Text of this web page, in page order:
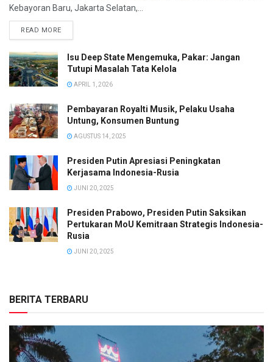
Kebayoran Baru, Jakarta Selatan,...
READ MORE
Isu Deep State Mengemuka, Pakar: Jangan
Tutupi Masalah Tata Kelola
APRIL 1, 2026
Pembayaran Royalti Musik, Pelaku Usaha
Untung, Konsumen Buntung
AGUSTUS 14, 2025
Presiden Putin Apresiasi Peningkatan
Kerjasama Indonesia-Rusia
JUNI 20, 2025
Presiden Prabowo, Presiden Putin Saksikan
Pertukaran MoU Kemitraan Strategis Indonesia-
Rusia
JUNI 20, 2025
BERITA TERBARU